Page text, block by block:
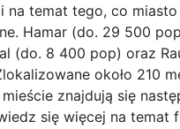
na temat tego, co
Hamar (do. 29 500
(do. 8 400 pop) oraz
około 210
znajdują się
się więcej na temat